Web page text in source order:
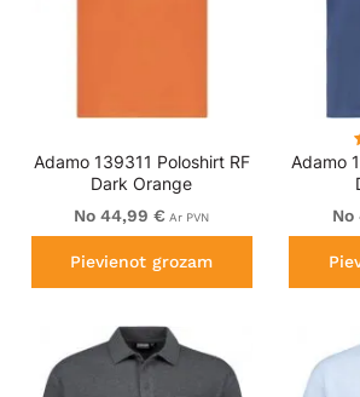
Adamo 139311 Poloshirt RF
Dark Orange
No 44,99 € Ar PVN
Pievienot grozam
Adamo